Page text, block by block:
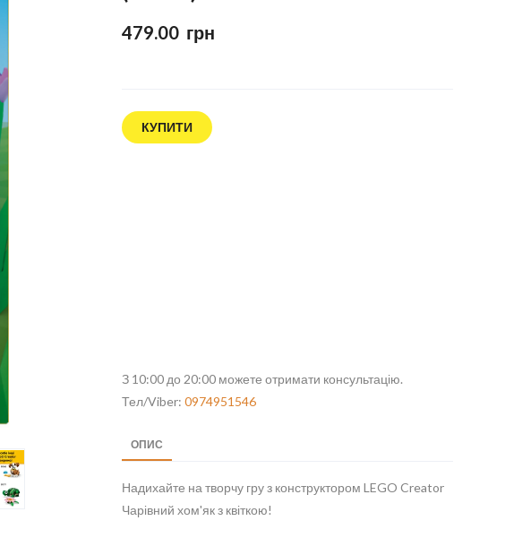
479.00  грн
КУПИТИ
З 10:00 до 20:00 можете отримати консультацію.
Тел/Viber: 0974951546
ОПИС
Надихайте на творчу гру з конструктором LEGO Creator
Чарівний хом'як з квіткою!